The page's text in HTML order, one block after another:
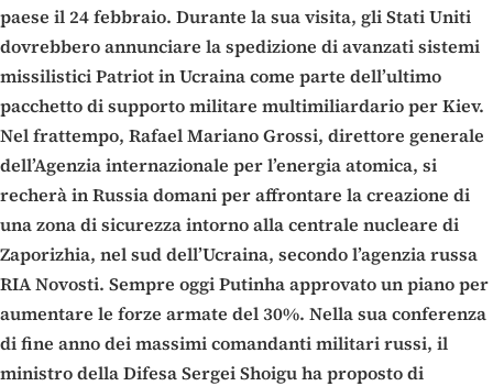
paese il 24 febbraio. Durante la sua visita, gli Stati Uniti
dovrebbero annunciare la spedizione di avanzati sistemi
missilistici Patriot in Ucraina come parte dell’ultimo
pacchetto di supporto militare multimiliardario per Kiev.
Nel frattempo, Rafael Mariano Grossi, direttore generale
dell’Agenzia internazionale per l’energia atomica, si
recherà in Russia domani per affrontare la creazione di
una zona di sicurezza intorno alla centrale nucleare di
Zaporizhia, nel sud dell’Ucraina, secondo l’agenzia russa
RIA Novosti. Sempre oggi Putinha approvato un piano per
aumentare le forze armate del 30%. Nella sua conferenza
di fine anno dei massimi comandanti militari russi, il
ministro della Difesa Sergei Shoigu ha proposto di